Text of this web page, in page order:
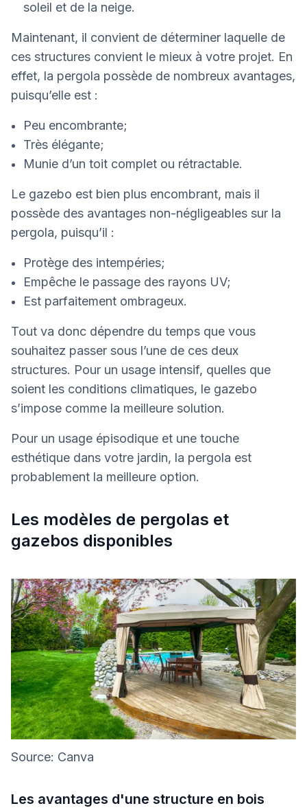
soleil et de la neige.
Maintenant, il convient de déterminer laquelle de
ces structures convient le mieux à votre projet. En
effet, la pergola possède de nombreux avantages,
puisqu’elle est :
Peu encombrante;
Très élégante;
Munie d’un toit complet ou rétractable.
Le gazebo est bien plus encombrant, mais il
possède des avantages non-négligeables sur la
pergola, puisqu’il :
Protège des intempéries;
Empêche le passage des rayons UV;
Est parfaitement ombrageux.
Tout va donc dépendre du temps que vous
souhaitez passer sous l’une de ces deux
structures. Pour un usage intensif, quelles que
soient les conditions climatiques, le gazebo
s’impose comme la meilleure solution.
Pour un usage épisodique et une touche
esthétique dans votre jardin, la pergola est
probablement la meilleure option.
Les modèles de pergolas et
gazebos disponibles
Source: Canva
Les avantages d'une structure en bois